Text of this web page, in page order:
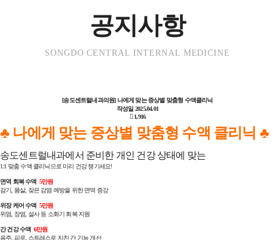
공지사항
SONGDO CENTRAL INTERNAL MEDICINE
[송도센트럴내과의원] 나에게 맞는 증상별 맞춤형 수액클리닉
작성일 2025.04.01
1,916
♣ 나에게 맞는 증상별 맞춤형 수액 클리닉 ♣
송도센트럴내과에서 준비한 개인 건강 상태에 맞는
1:1 맞춤 수액 클리닉으로 미리 건강 챙기세요!
면역 회복 수액 5만원
감기, 몸살, 잦은 감염 예방을 위한 면역 증강
위장 케어 수액 5만원
위염, 장염, 설사 등 소화기 회복 지원
간 건강 수액 6만원
음주, 피로, 스트레스로 지친 간 기능 개선